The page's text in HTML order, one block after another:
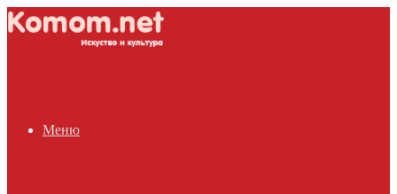
Меню